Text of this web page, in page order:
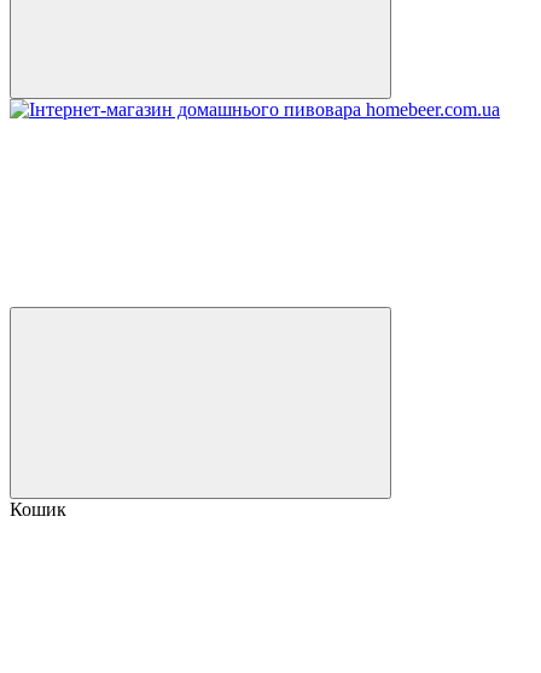
Кошик